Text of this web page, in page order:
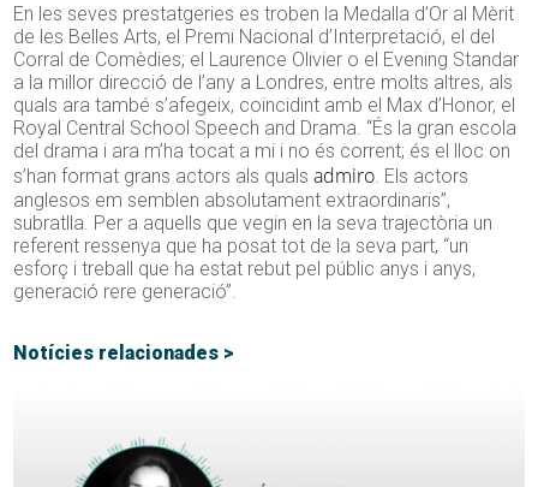
En les seves prestatgeries es troben la Medalla d’Or al Mèrit
de les Belles Arts, el Premi Nacional d’Interpretació, el del
Corral de Comèdies; el Laurence Olivier o el Evening Standar
a la millor direcció de l’any a Londres, entre molts altres, als
quals ara també s’afegeix, coincidint amb el Max d’Honor, el
Royal Central School Speech and Drama. “És la gran escola
del drama i ara m’ha tocat a mi i no és corrent; és el lloc on
s’han format grans actors als qualsadmiro . Els actors
anglesos em semblen absolutament extraordinaris”,
subratlla. Per a aquells que vegin en la seva trajectòria un
referent ressenya que ha posat tot de la seva part, “un
esforç i treball que ha estat rebut pel públic anys i anys,
generació rere generació”.
Notícies relacionades >